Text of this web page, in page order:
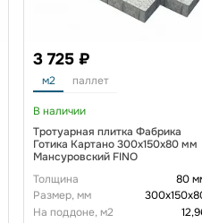
3 725 ₽
м2 паллет
В наличии
Тротуарная плитка Фабрика
Готика Картано 300х150х80 мм
Мансуровский FINO
Толщина
80
Размер, мм
На поддоне, м2